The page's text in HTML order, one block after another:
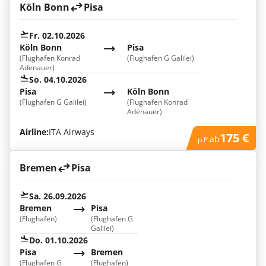
Köln Bonn Pisa
Fr. 02.10.2026
Köln Bonn
(Flughafen Konrad
Adenauer)
Pisa
(Flughafen G Galilei)
So. 04.10.2026
Köln Bonn
(Flughafen Konrad
Adenauer)
Pisa
(Flughafen G Galilei)
Airline:ITA Airways
p.P.ab175 €
Bremen Pisa
Sa. 26.09.2026
Bremen
(Flughafen)
Pisa
(Flughafen G
Galilei)
Do. 01.10.2026
Bremen
(Flughafen)
Pisa
(Flughafen G